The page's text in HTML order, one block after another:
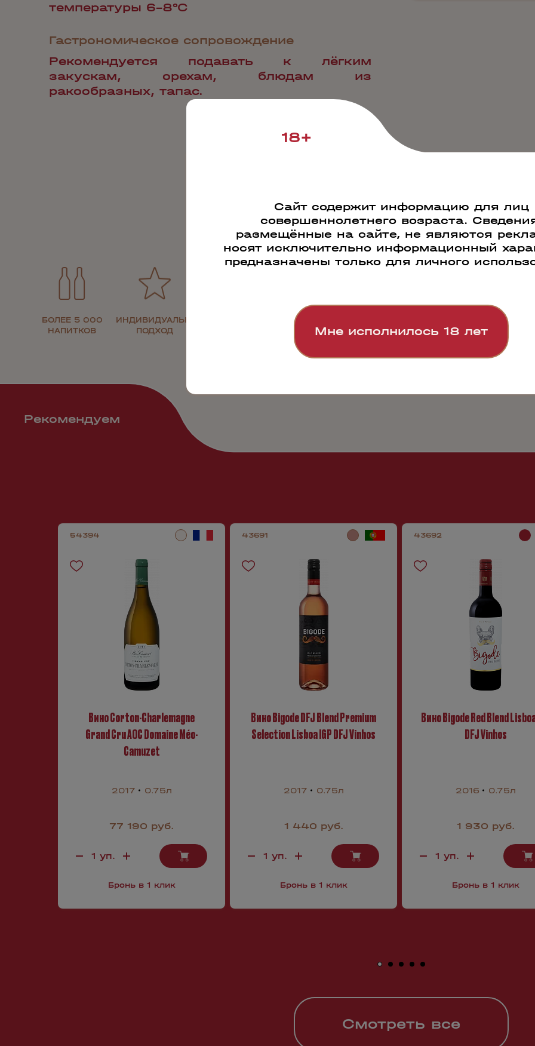
температуры 6-8°С
Гастрономическое сопровождение
Рекомендуется подавать к лёгким
закускам, орехам, блюдам из
ракообразных, тапас.
Наши преимущества
БОЛЕЕ 5 000
НАПИТКОВ
ИНДИВИДУАЛЬНЫЙ
ПОДХОД
РАБОТАЕМ ПО
ВСЕЙ РОССИИ
ЛОГИСТИКИ
ПРОДАЖИ 500
000 БУТЫЛОК В
Рекомендуем
54394
Вино Corton-Charlemagne
Grand Cru AOC Domaine Méo-
Camuzet
2017 0.75л
77 190 руб.
Бронь в 1 клик
43691
Вино Bigode DFJ Blend Premium
Selection Lisboa IGP DFJ Vinhos
2017 0.75л
1 440 руб.
Бронь в 1 клик
43692
Вино Bigode Red Blend
DFJ Vinhos
2016 0.75л
1 930 руб.
Бронь в 1 клик
Смотреть все
18+
Сайт содержит информацию для лиц
совершеннолетнего возраста.
размещённые на сайте, не являются
носят исключительно информационный
предназначены только для личного
Мне исполнилось 18 лет